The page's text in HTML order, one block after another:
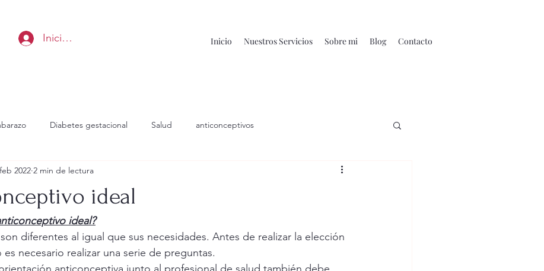
Inicio Nuestros Servicios Sobre mi Blog Contacto
Iniciar sesión
Diabetes gestacional Salud anticonceptivos
ideal
2022 2 min de lectura
ideal?
diferentes al igual que sus necesidades. Antes de realizar la elección
necesario realizar una serie de preguntas.